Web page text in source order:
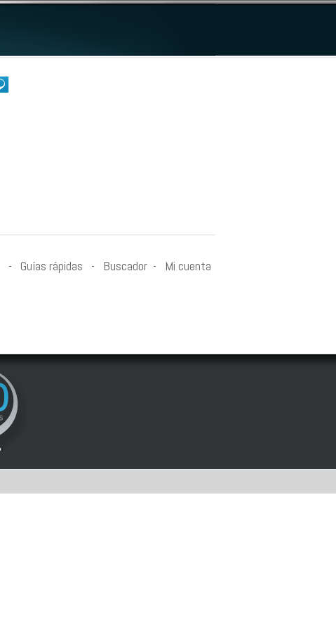
- Guías rápidas - Buscador - Mi cuenta